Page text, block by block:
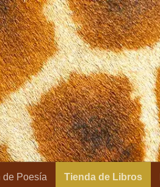
de Poesía Tienda de Libros